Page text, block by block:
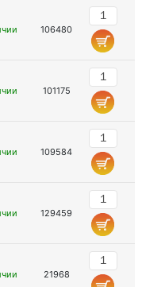
106480
101175
109584
129459
21968